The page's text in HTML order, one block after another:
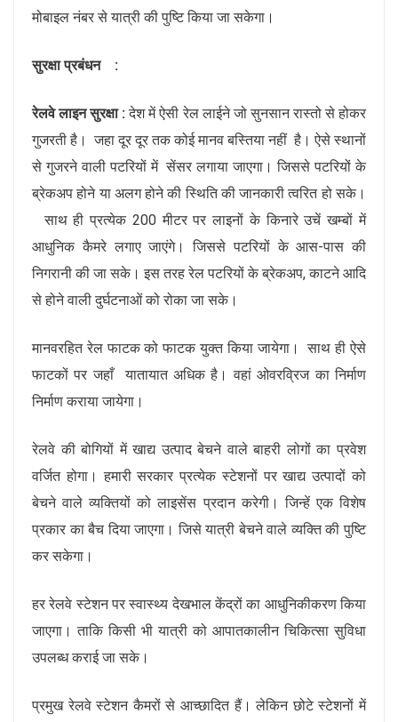
मोबाइल नंबर से यात्री की पुष्टि किया जा सकेगा।
सुरक्षा प्रबंधन :
रेलवे लाइन सुरक्षा : देश में ऐसी रेल लाईने जो सुनसान रास्तो से होकर
गुजरती है। जहा दूर दूर तक कोई मानव बस्तिया नहीं है। ऐसे स्थानों
से गुजरने वाली पटरियों में सेंसर लगाया जाएगा। जिससे पटरियों के
ब्रेकअप होने या अलग होने की स्थिति की जानकारी त्वरित हो सके।
साथ ही प्रत्येक 200 मीटर पर लाइनों के किनारे उचें खम्बों में
आधुनिक कैमरे लगाए जाएंगे। जिससे पटरियों के आस-पास की
निगरानी की जा सके। इस तरह रेल पटरियों के ब्रेकअप, काटने आदि
से होने वाली दुर्घटनाओं को रोका जा सके।
मानवरहित रेल फाटक को फाटक युक्त किया जायेगा। साथ ही ऐसे
फाटकों पर जहाँ यातायात अधिक है। वहां ओवरव्रिज का निर्माण
निर्माण कराया जायेगा।
रेलवे की बोगियों में खाद्य उत्पाद बेचने वाले बाहरी लोगों का प्रवेश
वर्जित होगा। हमारी सरकार प्रत्येक स्टेशनों पर खाद्य उत्पादों को
बेचने वाले व्यक्तियों को लाइसेंस प्रदान करेगी। जिन्हें एक विशेष
प्रकार का बैच दिया जाएगा। जिसे यात्री बेचने वाले व्यक्ति की पुष्टि
कर सकेगा।
हर रेलवे स्टेशन पर स्वास्थ्य देखभाल केंद्रों का आधुनिकीकरण किया
जाएगा। ताकि किसी भी यात्री को आपातकालीन चिकित्सा सुविधा
उपलब्ध कराई जा सके।
प्रमुख रेलवे स्टेशन कैमरों से आच्छादित हैं। लेकिन छोटे स्टेशनों में